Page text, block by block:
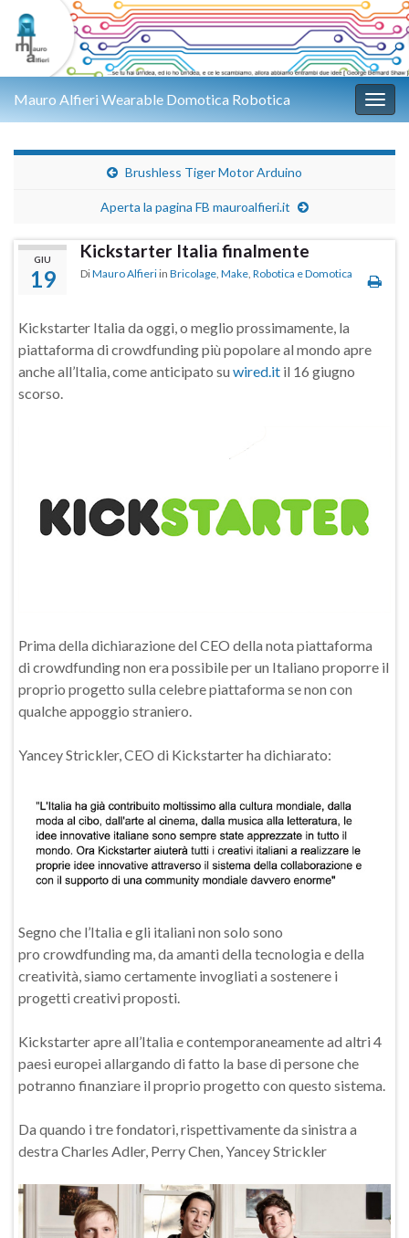
Mauro Alfieri Wearable Domotica Robotica
Brushless Tiger Motor Arduino
Aperta la pagina FB mauroalfieri.it
GIU
19
Kickstarter Italia finalmente
DiMauro Alfieri in Bricolage, Make, Robotica e Domotica
Kickstarter Italia da oggi, o meglio prossimamente, la
piattaforma di crowdfunding più popolare al mondo apre
anche all’Italia, come anticipato su wired.it il 16 giugno
scorso.
Prima della dichiarazione del CEO della nota piattaforma
di crowdfunding non era possibile per un Italiano proporre il
proprio progetto sulla celebre piattaforma se non con
qualche appoggio straniero.
Yancey Strickler, CEO di Kickstarter ha dichiarato:
Segno che l’Italia e gli italiani non solo sono
pro crowdfunding ma, da amanti della tecnologia e della
creatività, siamo certamente invogliati a sostenere i
progetti creativi proposti.
Kickstarter apre all’Italia e contemporaneamente ad altri 4
paesi europei allargando di fatto la base di persone che
potranno finanziare il proprio progetto con questo sistema.
Da quando i tre fondatori, rispettivamente da sinistra a
destra Charles Adler, Perry Chen, Yancey Strickler